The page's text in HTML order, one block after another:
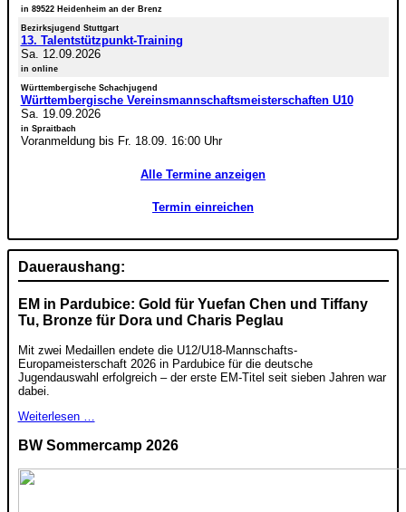
in 89522 Heidenheim an der Brenz
Bezirksjugend Stuttgart
13. Talentstützpunkt-Training
Sa. 12.09.2026
in online
Württembergische Schachjugend
Württembergische Vereinsmannschaftsmeisterschaften U10
Sa. 19.09.2026
in Spraitbach
Voranmeldung bis Fr. 18.09. 16:00 Uhr
Alle Termine anzeigen
Termin einreichen
Daueraushang:
EM in Pardubice: Gold für Yuefan Chen und Tiffany
Tu, Bronze für Dora und Charis Peglau
Mit zwei Medaillen endete die U12/U18-Mannschafts-
Europameisterschaft 2026 in Pardubice für die deutsche
Jugendauswahl erfolgreich – der erste EM-Titel seit sieben Jahren war
dabei.
Weiterlesen …
BW Sommercamp 2026